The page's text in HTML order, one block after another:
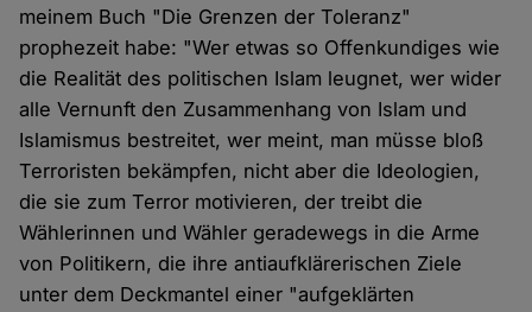
meinem Buch "Die Grenzen der Toleranz"
prophezeit habe: "Wer etwas so Offenkundiges wie
die Realität des politischen Islam leugnet, wer wider
alle Vernunft den Zusammenhang von Islam und
Islamismus bestreitet, wer meint, man müsse bloß
Terroristen bekämpfen, nicht aber die Ideologien,
die sie zum Terror motivieren, der treibt die
Wählerinnen und Wähler geradewegs in die Arme
von Politikern, die ihre antiaufklärerischen Ziele
unter dem Deckmantel einer "aufgeklärten